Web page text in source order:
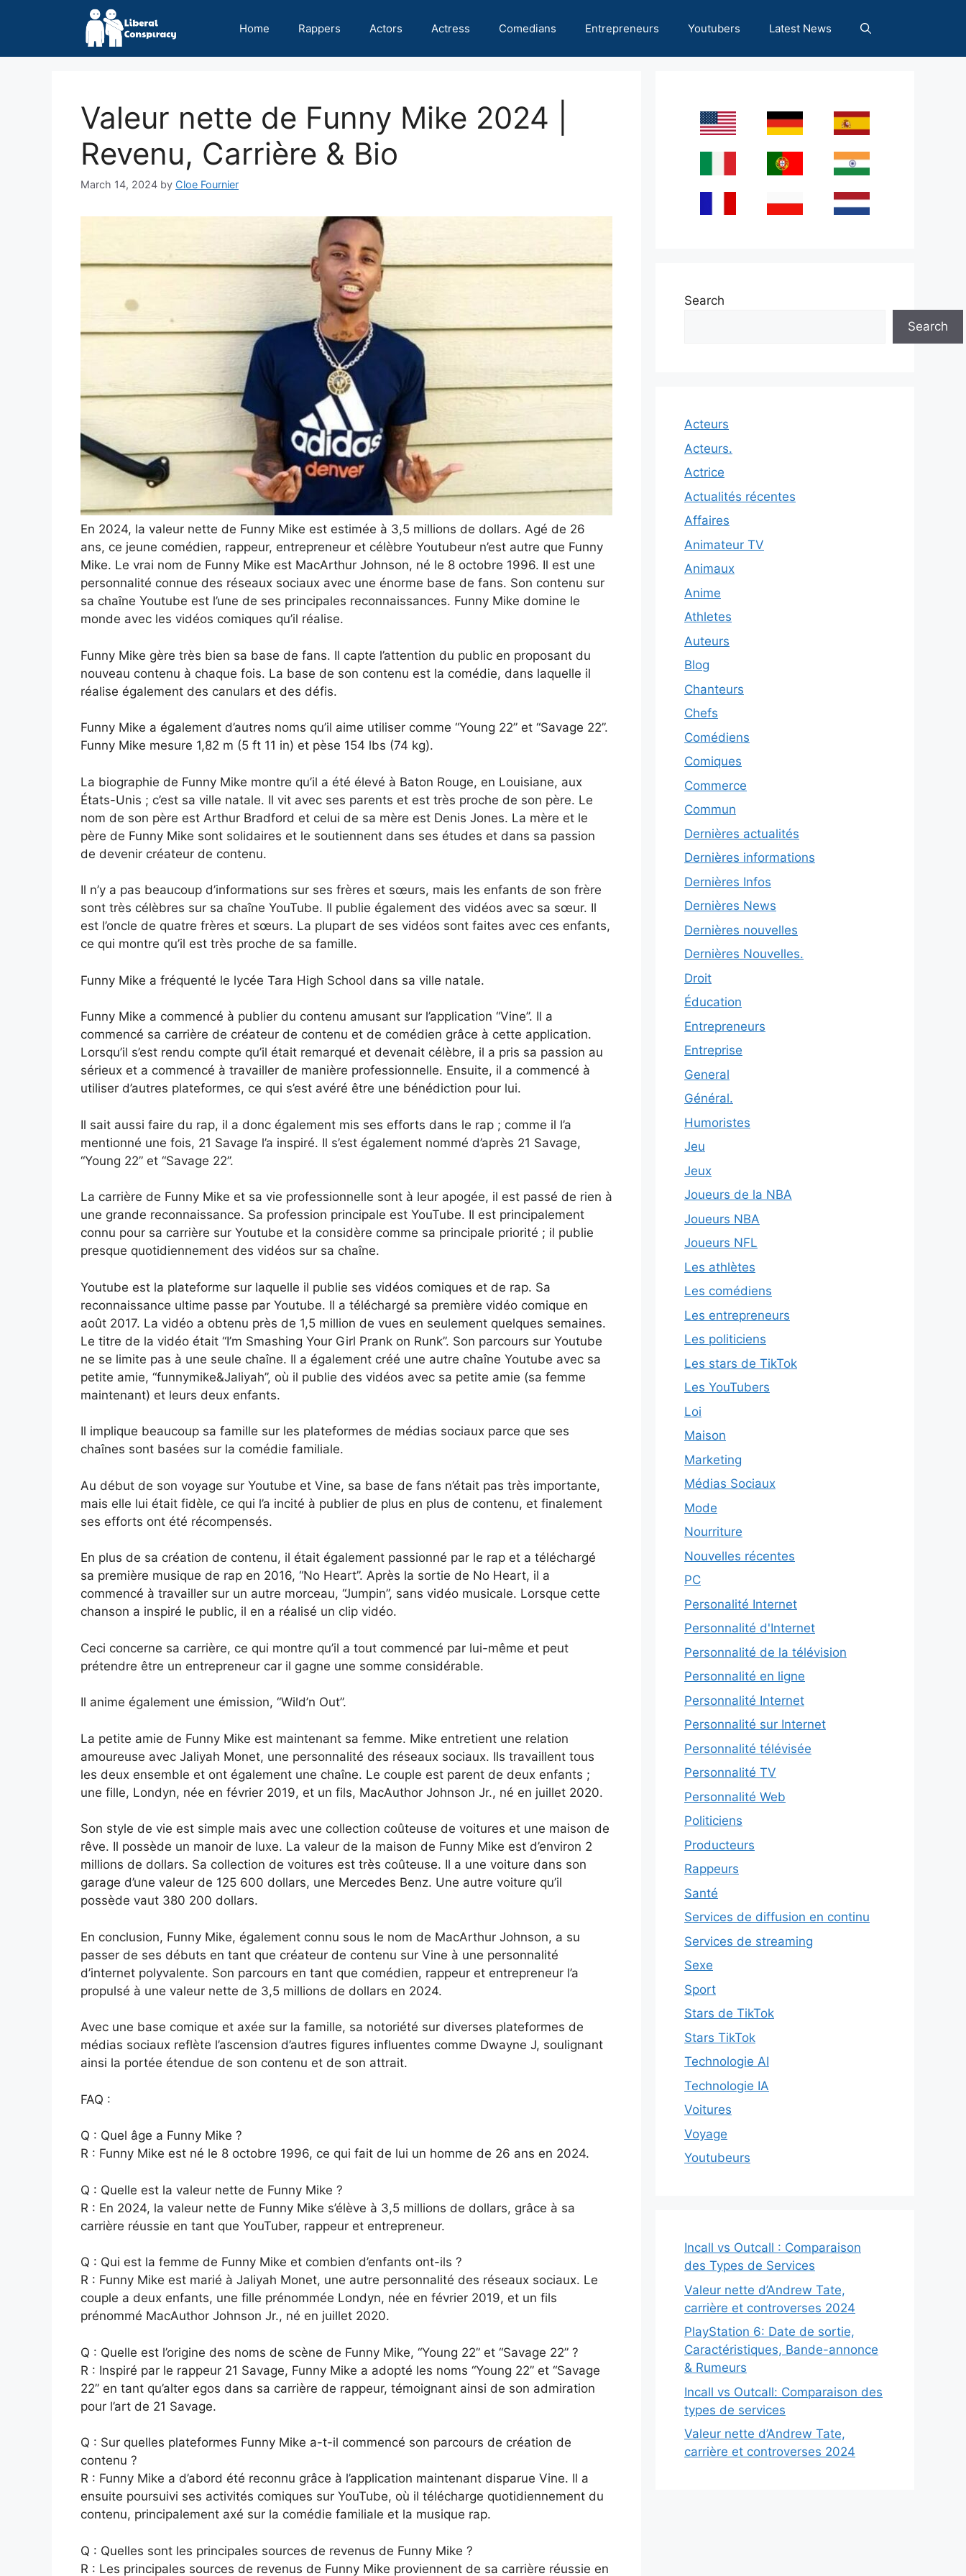
Home Rappers Actors Actress Comedians Entrepreneurs Youtubers Latest News
Valeur nette de Funny Mike 2024 |
Revenu, Carrière & Bio
March 14, 2024 by Cloe Fournier
En 2024, la valeur nette de Funny Mike est estimée à 3,5 millions de dollars. Agé de 26
ans, ce jeune comédien, rappeur, entrepreneur et célèbre Youtubeur n’est autre que Funny
Mike. Le vrai nom de Funny Mike est MacArthur Johnson, né le 8 octobre 1996. Il est une
personnalité connue des réseaux sociaux avec une énorme base de fans. Son contenu sur
sa chaîne Youtube est l’une de ses principales reconnaissances. Funny Mike domine le
monde avec les vidéos comiques qu’il réalise.
Funny Mike gère très bien sa base de fans. Il capte l’attention du public en proposant du
nouveau contenu à chaque fois. La base de son contenu est la comédie, dans laquelle il
réalise également des canulars et des défis.
Funny Mike a également d’autres noms qu’il aime utiliser comme “Young 22” et “Savage 22”.
Funny Mike mesure 1,82 m (5 ft 11 in) et pèse 154 lbs (74 kg).
La biographie de Funny Mike montre qu’il a été élevé à Baton Rouge, en Louisiane, aux
États-Unis ; c’est sa ville natale. Il vit avec ses parents et est très proche de son père. Le
nom de son père est Arthur Bradford et celui de sa mère est Denis Jones. La mère et le
père de Funny Mike sont solidaires et le soutiennent dans ses études et dans sa passion
de devenir créateur de contenu.
Il n’y a pas beaucoup d’informations sur ses frères et sœurs, mais les enfants de son frère
sont très célèbres sur sa chaîne YouTube. Il publie également des vidéos avec sa sœur. Il
est l’oncle de quatre frères et sœurs. La plupart de ses vidéos sont faites avec ces enfants,
ce qui montre qu’il est très proche de sa famille.
Funny Mike a fréquenté le lycée Tara High School dans sa ville natale.
Funny Mike a commencé à publier du contenu amusant sur l’application “Vine”. Il a
commencé sa carrière de créateur de contenu et de comédien grâce à cette application.
Lorsqu’il s’est rendu compte qu’il était remarqué et devenait célèbre, il a pris sa passion au
sérieux et a commencé à travailler de manière professionnelle. Ensuite, il a commencé à
utiliser d’autres plateformes, ce qui s’est avéré être une bénédiction pour lui.
Il sait aussi faire du rap, il a donc également mis ses efforts dans le rap ; comme il l’a
mentionné une fois, 21 Savage l’a inspiré. Il s’est également nommé d’après 21 Savage,
“Young 22” et “Savage 22”.
La carrière de Funny Mike et sa vie professionnelle sont à leur apogée, il est passé de rien à
une grande reconnaissance. Sa profession principale est YouTube. Il est principalement
connu pour sa carrière sur Youtube et la considère comme sa principale priorité ; il publie
presque quotidiennement des vidéos sur sa chaîne.
Youtube est la plateforme sur laquelle il publie ses vidéos comiques et de rap. Sa
reconnaissance ultime passe par Youtube. Il a téléchargé sa première vidéo comique en
août 2017. La vidéo a obtenu près de 1,5 million de vues en seulement quelques semaines.
Le titre de la vidéo était “I’m Smashing Your Girl Prank on Runk”. Son parcours sur Youtube
ne se limite pas à une seule chaîne. Il a également créé une autre chaîne Youtube avec sa
petite amie, “funnymike&Jaliyah”, où il publie des vidéos avec sa petite amie (sa femme
maintenant) et leurs deux enfants.
Il implique beaucoup sa famille sur les plateformes de médias sociaux parce que ses
chaînes sont basées sur la comédie familiale.
Au début de son voyage sur Youtube et Vine, sa base de fans n’était pas très importante,
mais elle lui était fidèle, ce qui l’a incité à publier de plus en plus de contenu, et finalement
ses efforts ont été récompensés.
En plus de sa création de contenu, il était également passionné par le rap et a téléchargé
sa première musique de rap en 2016, “No Heart”. Après la sortie de No Heart, il a
commencé à travailler sur un autre morceau, “Jumpin”, sans vidéo musicale. Lorsque cette
chanson a inspiré le public, il en a réalisé un clip vidéo.
Ceci concerne sa carrière, ce qui montre qu’il a tout commencé par lui-même et peut
prétendre être un entrepreneur car il gagne une somme considérable.
Il anime également une émission, “Wild’n Out”.
La petite amie de Funny Mike est maintenant sa femme. Mike entretient une relation
amoureuse avec Jaliyah Monet, une personnalité des réseaux sociaux. Ils travaillent tous
les deux ensemble et ont également une chaîne. Le couple est parent de deux enfants ;
une fille, Londyn, née en février 2019, et un fils, MacAuthor Johnson Jr., né en juillet 2020.
Son style de vie est simple mais avec une collection coûteuse de voitures et une maison de
rêve. Il possède un manoir de luxe. La valeur de la maison de Funny Mike est d’environ 2
millions de dollars. Sa collection de voitures est très coûteuse. Il a une voiture dans son
garage d’une valeur de 125 600 dollars, une Mercedes Benz. Une autre voiture qu’il
possède vaut 380 200 dollars.
En conclusion, Funny Mike, également connu sous le nom de MacArthur Johnson, a su
passer de ses débuts en tant que créateur de contenu sur Vine à une personnalité
d’internet polyvalente. Son parcours en tant que comédien, rappeur et entrepreneur l’a
propulsé à une valeur nette de 3,5 millions de dollars en 2024.
Avec une base comique et axée sur la famille, sa notoriété sur diverses plateformes de
médias sociaux reflète l’ascension d’autres figures influentes comme Dwayne J, soulignant
ainsi la portée étendue de son contenu et de son attrait.
FAQ :
Q : Quel âge a Funny Mike ?
R : Funny Mike est né le 8 octobre 1996, ce qui fait de lui un homme de 26 ans en 2024.
Q : Quelle est la valeur nette de Funny Mike ?
R : En 2024, la valeur nette de Funny Mike s’élève à 3,5 millions de dollars, grâce à sa
carrière réussie en tant que YouTuber, rappeur et entrepreneur.
Q : Qui est la femme de Funny Mike et combien d’enfants ont-ils ?
R : Funny Mike est marié à Jaliyah Monet, une autre personnalité des réseaux sociaux. Le
couple a deux enfants, une fille prénommée Londyn, née en février 2019, et un fils
prénommé MacAuthor Johnson Jr., né en juillet 2020.
Q : Quelle est l’origine des noms de scène de Funny Mike, “Young 22” et “Savage 22” ?
R : Inspiré par le rappeur 21 Savage, Funny Mike a adopté les noms “Young 22” et “Savage
22” en tant qu’alter egos dans sa carrière de rappeur, témoignant ainsi de son admiration
pour l’art de 21 Savage.
Q : Sur quelles plateformes Funny Mike a-t-il commencé son parcours de création de
contenu ?
R : Funny Mike a d’abord été reconnu grâce à l’application maintenant disparue Vine. Il a
ensuite poursuivi ses activités comiques sur YouTube, où il télécharge quotidiennement du
contenu, principalement axé sur la comédie familiale et la musique rap.
Q : Quelles sont les principales sources de revenus de Funny Mike ?
R : Les principales sources de revenus de Funny Mike proviennent de sa carrière réussie en
Search
Search
Acteurs
Acteurs.
Actrice
Actualités récentes
Affaires
Animateur TV
Animaux
Anime
Athletes
Auteurs
Blog
Chanteurs
Chefs
Comédiens
Comiques
Commerce
Commun
Dernières actualités
Dernières informations
Dernières Infos
Dernières News
Dernières nouvelles
Dernières Nouvelles.
Droit
Éducation
Entrepreneurs
Entreprise
General
Général.
Humoristes
Jeu
Jeux
Joueurs de la NBA
Joueurs NBA
Joueurs NFL
Les athlètes
Les comédiens
Les entrepreneurs
Les politiciens
Les stars de TikTok
Les YouTubers
Loi
Maison
Marketing
Médias Sociaux
Mode
Nourriture
Nouvelles récentes
PC
Personalité Internet
Personnalité d'Internet
Personnalité de la télévision
Personnalité en ligne
Personnalité Internet
Personnalité sur Internet
Personnalité télévisée
Personnalité TV
Personnalité Web
Politiciens
Producteurs
Rappeurs
Santé
Services de diffusion en continu
Services de streaming
Sexe
Sport
Stars de TikTok
Stars TikTok
Technologie AI
Technologie IA
Voitures
Voyage
Youtubeurs
Incall vs Outcall : Comparaison
des Types de Services
Valeur nette d’Andrew Tate,
carrière et controverses 2024
PlayStation 6: Date de sortie,
Caractéristiques, Bande-annonce
& Rumeurs
Incall vs Outcall: Comparaison des
types de services
Valeur nette d’Andrew Tate,
carrière et controverses 2024